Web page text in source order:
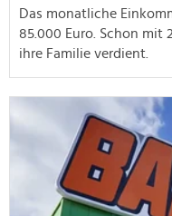
Das monatliche
85.000 Euro. Schon mit
ihre Familie verdient.